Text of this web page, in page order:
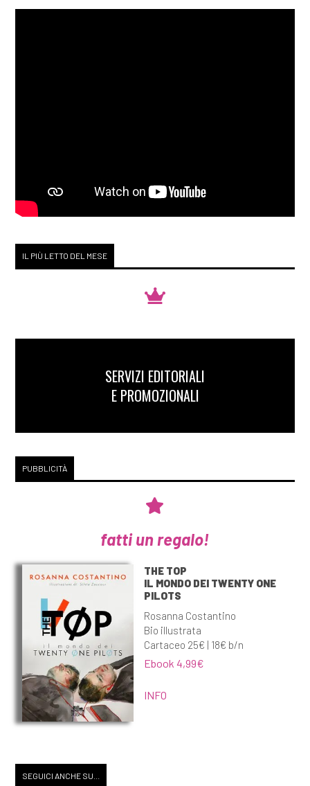
IL PIÙ LETTO DEL MESE
SERVIZI EDITORIALI
E PROMOZIONALI
PUBBLICITÀ
fatti un regalo!
THE TOP
IL MONDO DEI TWENTY ONE
PILOTS
Rosanna Costantino
Bio illustrata
Cartaceo 25€ | 18€ b/n
Ebook 4,99€
INFO
SEGUICI ANCHE SU...